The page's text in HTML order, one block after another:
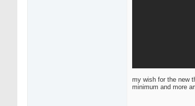
my wish for the new
minimum and more